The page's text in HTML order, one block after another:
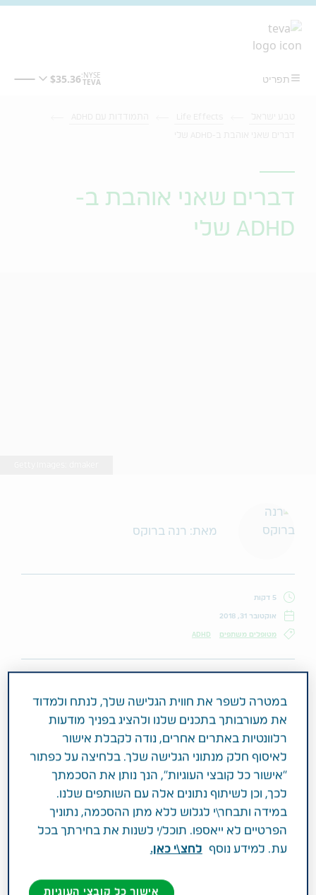
דברים שאני אוהבת ב-
ADHD שלי
מאת: רנה ברוקס
5 דקות
אוקטובר 31, 2018
מטופלים משתפים ADHD
אני מכירה הרבה אנשים שמאמינים ש-ADHD
היא ברכה נפלאה - יש כאלה שאפילו רואים
אותה כסוג של כוח-על. אני לא שייכת
לקטגוריה הזאת.
עבורי, האתגרים שמציבה הפרעת הקשב נראים לפעמים
אינסופיים. כל מי שחי עם המצב הזה יכול לספר עד כמה
יכול להיות קשה לנהל אותה. ואני מכירה יותר מדי
בשביל לראות את ההפרעה כברכה.
במטרה לשפר את חווית הגלישה שלך, לנתח ולמדוד
את מעורבותך בתכנים שלנו ולהציג בפניך מודעות
רלוונטיות באתרים אחרים, נודה לקבלת אישור
לאיסוף חלק מנתוני הגלישה שלך. בלחיצה על כפתור
"אישור כל קובצי העוגיות", הנך נותן את הסכמתך
לכך, וכן לשיתוף נתונים אלה עם השותפים שלנו.
במידה ותבחר\י לגלוש ללא מתן ההסכמה, נתוניך
הפרטיים לא ייאספו. תוכל/י לשנות את בחירתך בכל
עת. למידע נוסף
לחצ\י כאן.
אישור כל קובצי העוגיות